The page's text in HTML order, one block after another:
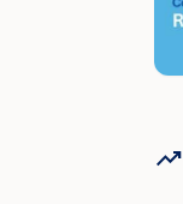
trending_up